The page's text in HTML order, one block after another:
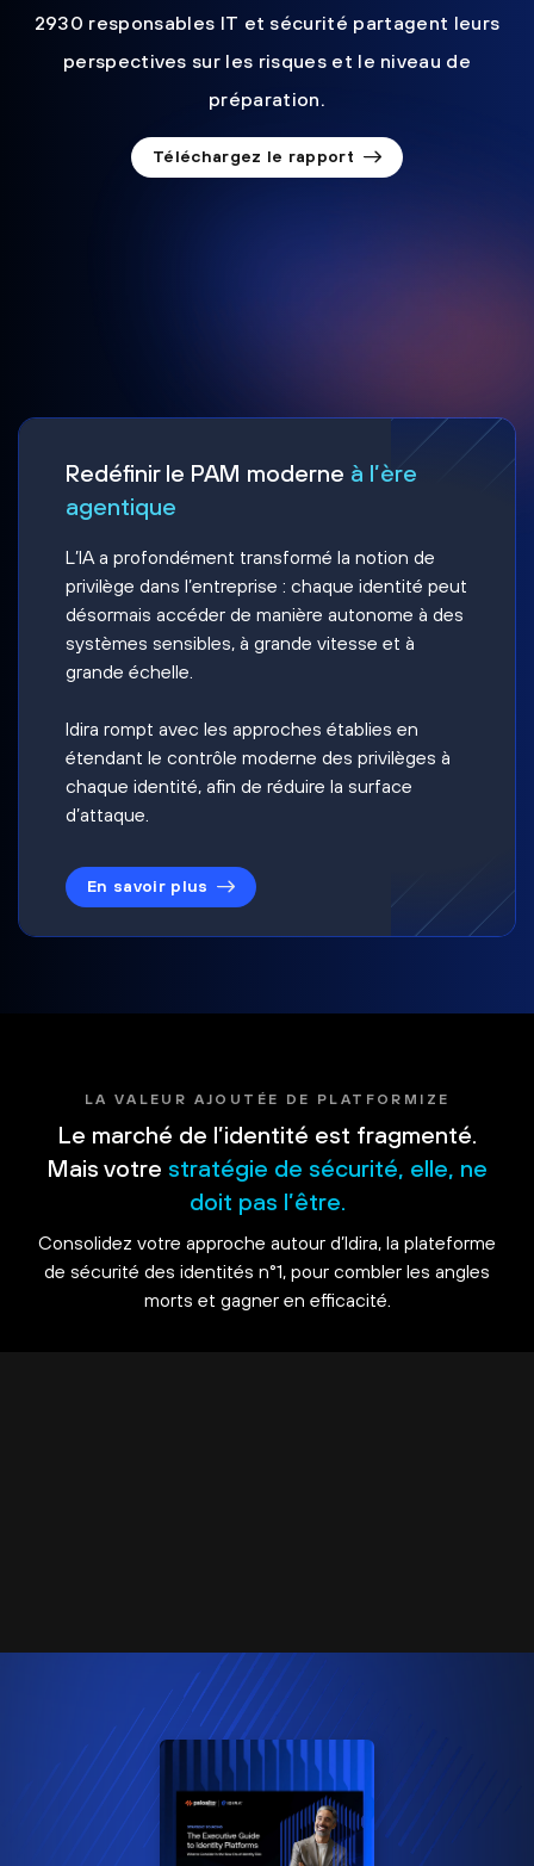
2930 responsables IT et sécurité partagent leurs
perspectives sur les risques et le niveau de
préparation.
Téléchargez le rapport
Redéfinir le PAM moderne à l’ère
agentique
L’IA a profondément transformé la notion de
privilège dans l’entreprise : chaque identité peut
désormais accéder de manière autonome à des
systèmes sensibles, à grande vitesse et à
grande échelle.
Idira rompt avec les approches établies en
étendant le contrôle moderne des privilèges à
chaque identité, afin de réduire la surface
d’attaque.
En savoir plus
LA VALEUR AJOUTÉE DE PLATFORMIZE
Le marché de l’identité est fragmenté.
Mais votre stratégie de sécurité, elle, ne
doit pas l’être.
Consolidez votre approche autour d’Idira, la plateforme
de sécurité des identités n°1, pour combler les angles
morts et gagner en efficacité.